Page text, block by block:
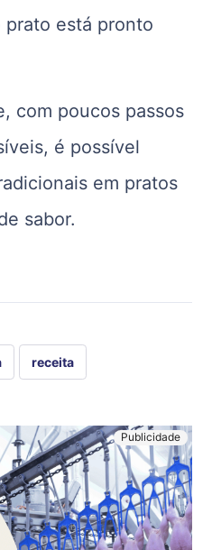
está pronto
com poucos passos
é possível
em pratos
sabor.
receita